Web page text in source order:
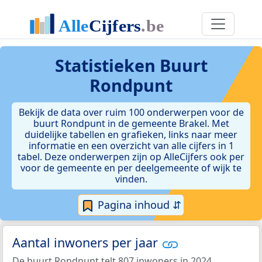
Statistieken Buurt
Rondpunt
Bekijk de data over ruim 100 onderwerpen voor de
buurt Rondpunt in de gemeente Brakel. Met
duidelijke tabellen en grafieken, links naar meer
informatie en een overzicht van alle cijfers in 1
tabel. Deze onderwerpen zijn op AlleCijfers ook per
voor de gemeente en per deelgemeente of wijk te
vinden.
Pagina inhoud ⇵
Aantal inwoners per jaar